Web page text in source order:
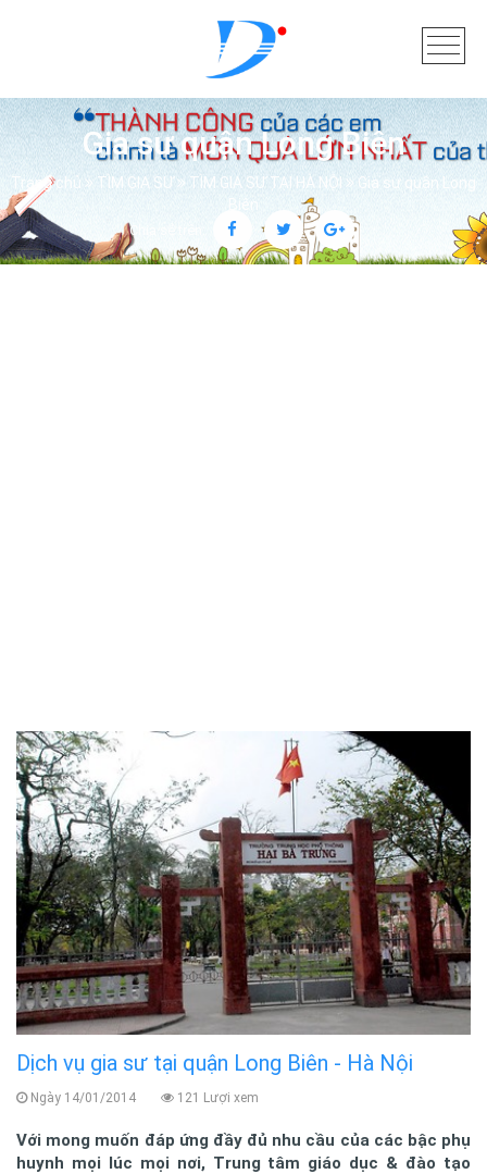
Gia sư quận Long Biên
Trang chủ TÌM GIA SƯ TÌM GIA SƯ TẠI HÀ NỘI
Gia sư quận Long
Biên
Chia sẻ trên:
Dịch vụ gia sư tại quận Long Biên - Hà Nội
Ngày 14/01/2014 121 Lượi xem
Với mong muốn đáp ứng đầy đủ nhu cầu của các bậc phụ
huynh mọi lúc mọi nơi, Trung tâm giáo dục & đào tạo